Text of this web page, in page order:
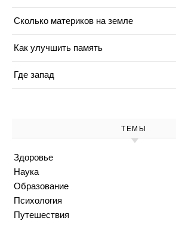
Сколько материков на земле
Как улучшить память
Где запад
ТЕМЫ
Здоровье
Наука
Образование
Психология
Путешествия